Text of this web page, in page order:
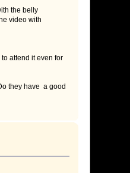
the belly
video with
attend it even for
they have a good